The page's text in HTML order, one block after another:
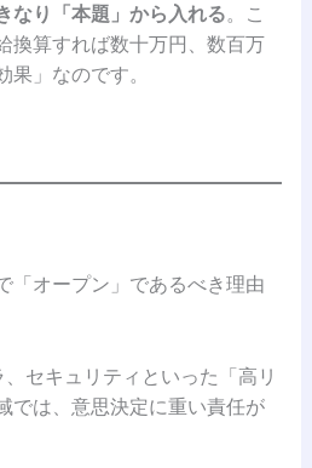
なり「本題」から入れる。こ
換算すれば数十万円、数百万
果」なのです。
「オープン」であるべき理由
セキュリティといった「高リ
では、意思決定に重い責任が